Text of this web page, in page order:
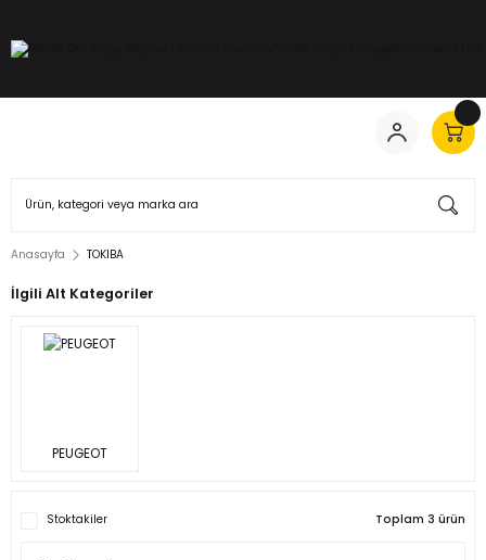
Anasayfa TOKIBA
İlgili Alt Kategoriler
PEUGEOT
Stoktakiler Toplam 3 ürün